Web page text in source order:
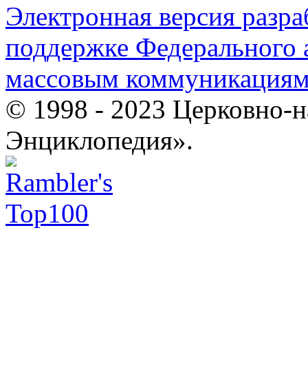
Электронная версия
поддержке Федерального
массовым
© 1998 - 2023 Церковно-
Энциклопедия».